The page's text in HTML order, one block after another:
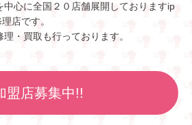
中心に全国２０店舗展開しておりますip
店です。
・買取も行っております。
盟店募集中!!